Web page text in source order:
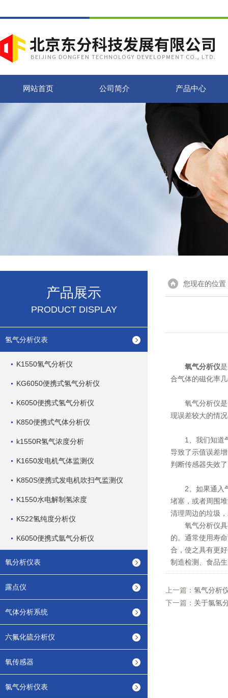
网站首页 公司简介 产品中心
产品展示
PRODUCT DISPLAY
氢气分析仪表
K1550氢气分析仪
KG6050便携式氢气分析仪
K6050便携式氢气分析仪
K850便携式气体分析仪
k1550R氢气浓度分析
K1650发电机气体监测仪
K850S便携式发电机吹扫气监测仪
K1550水电解制氢浓度
K522氢纯度分析仪
K6050便携式氩气分析仪
氧分析仪表
露点仪
气体分析系统
六氟化硫分析仪
氧传感器
氯气分析仪表
您现在的位置
氧气分析仪
合气体的磁化率
氧气分析仪是
现误差较大的情
1、我们知道气
导致了示值误差
判断传感器失效
2、如果通入气
堵塞，或者周围
清理周边的垃圾
氧气分析仪具
的。通常使用寿
合，使之具有更
制造检测、食品
上一篇： 氢气分析
下一篇： 关于氯氢